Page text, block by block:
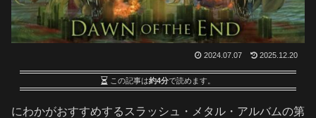
2024.07.07 2025.12.20
この記事は約4分で読めます。
にわかがおすすめするスラッシュ・メタル・アルバムの第